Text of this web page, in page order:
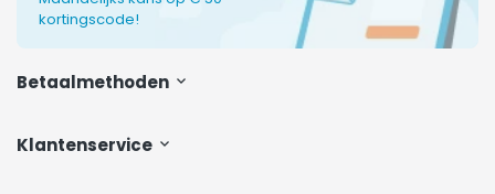
Klantenservice
kortingscode!
Betaalmethoden